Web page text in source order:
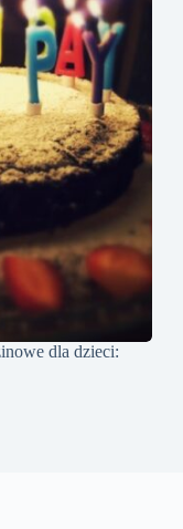
dla dzieci: